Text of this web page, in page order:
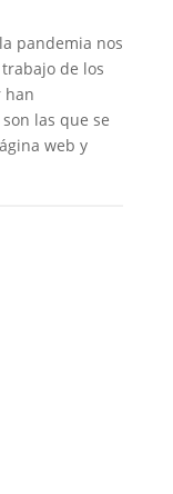
pandemia nos
de los
han
las que se
web y